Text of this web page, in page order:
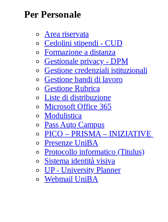
Per Personale
Area riservata
Cedolini stipendi - CUD
Formazione a distanza
Gestionale privacy - DPM
Gestione credenziali istituzionali
Gestione bandi di lavoro
Gestione Rubrica
Liste di distribuzione
Microsoft Office 365
Modulistica
Pass Auto Campus
PICO – PRISMA – INIZIATIVE
Presenze UniBA
Protocollo informatico (Titulus)
Sistema identità visiva
UP - University Planner
Webmail UniBA